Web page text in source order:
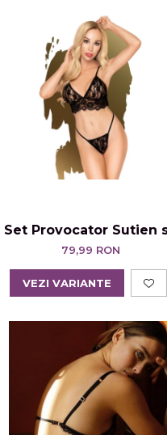
Set
79,99 RON
VEZI VARIANTE